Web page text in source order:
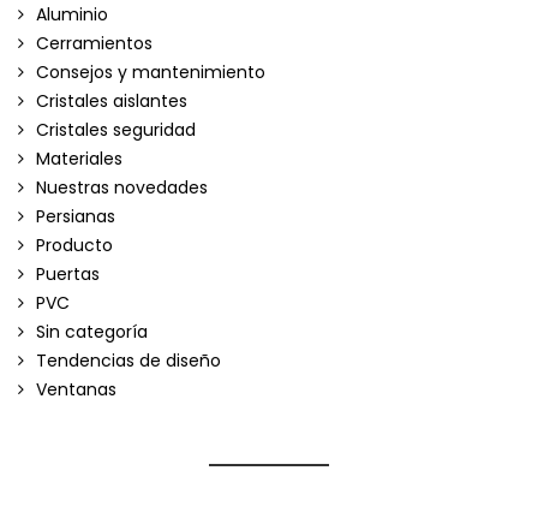
Aluminio
Cerramientos
Consejos y mantenimiento
Cristales aislantes
Cristales seguridad
Materiales
Nuestras novedades
Persianas
Producto
Puertas
PVC
Sin categoría
Tendencias de diseño
Ventanas